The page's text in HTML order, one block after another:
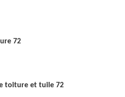
72
toiture et tuile 72